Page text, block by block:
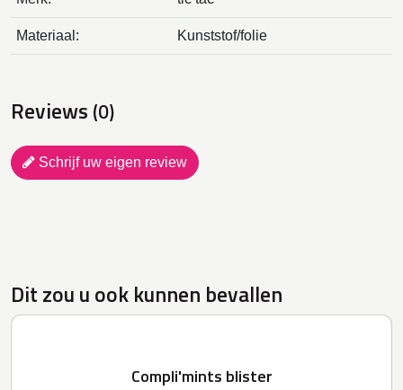
Materiaal: Kunststof/folie
Reviews (0)
Schrijf uw eigen review
Dit zou u ook kunnen bevallen
Compli'mints blister